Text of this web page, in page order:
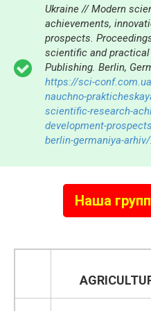
Ukraine // Modern
achievements,
prospects.
scientific and practical
Publishing. Berlin,
https://sci-
nauchno-
scientific-research-
development-
berlin-germaniya-arhiv/.
Наша